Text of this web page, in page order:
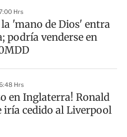
Hrs
'mano de Dios' entra
podría venderse en
Hrs
en Inglaterra! Ronald
iría cedido al Liverpool